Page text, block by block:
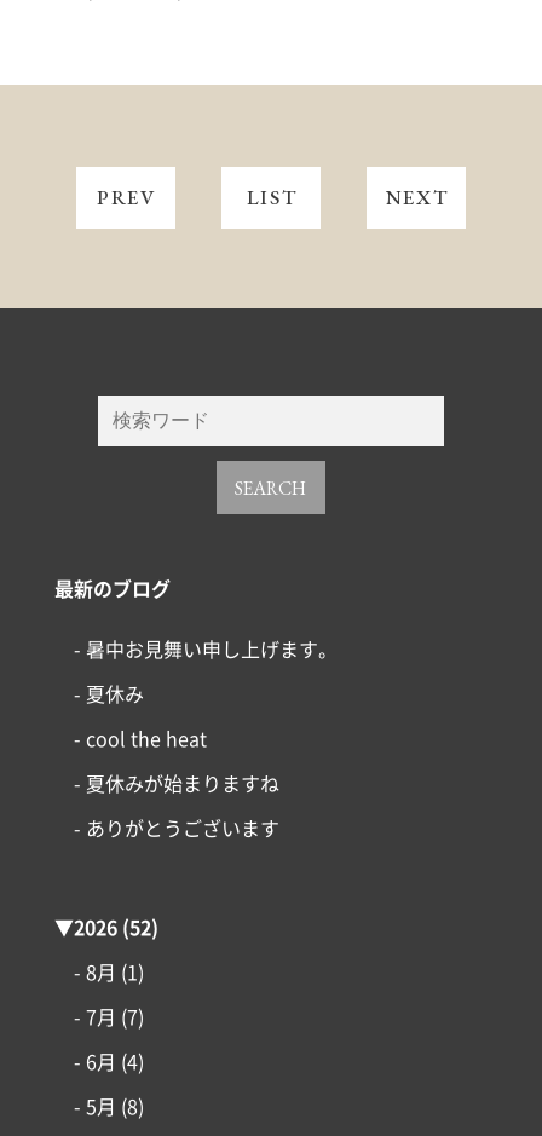
SEARCH
最新のブログ
- 暑中お見舞い申し上げます。
- 夏休み
- cool the heat
- 夏休みが始まりますね
- ありがとうございます
▼2026(52)
- 8月 (1)
- 7月 (7)
- 6月 (4)
- 5月 (8)
PREV LIST NEXT